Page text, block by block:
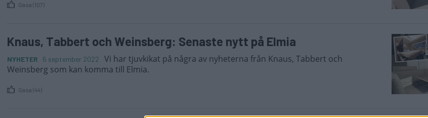
Gasa (107)
Knaus, Tabbert och Weinsberg: Senaste nytt på Elmia
NYHETER 6 september 2022
Vi har tjuvkikat på några av nyheterna från Knaus, Tabbert och
Weinsberg som kan komma till Elmia.
Gasa (44)